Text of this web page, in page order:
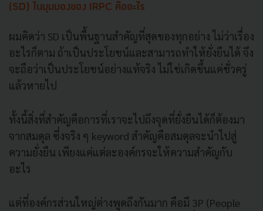
(SD) ในมุมมองของ IRPC คืออะไร
ผมคิดว่า SD เป็นพื้นฐานสำคัญที่สุดของทุกอย่าง ไม่ว่าเรื่อง
อะไรก็ตาม ถ้าเป็นประโยชน์และสามารถทำให้ยั่งยืนได้ จึง
จะถือว่าเป็นประโยชน์อย่างแท้จริง ไม่ใช่เกิดขึ้นแค่ชั่วครู่
แล้วหายไป
ทั้งนี้สิ่งที่สำคัญคือการที่เราจะไปถึงจุดที่ยั่งยืนได้ก็ต้องมา
จากสมดุล ซึ่งจริง ๆ keyword สำคัญคือสมดุลจะนำไปสู่
ความยั่งยืน เพียงแค่แต่ละองค์กรจะให้ความสำคัญกับ
อะไร
แต่ที่องค์กรส่วนใหญ่ต่างพูดถึงกันมาก คือมี 3P (People